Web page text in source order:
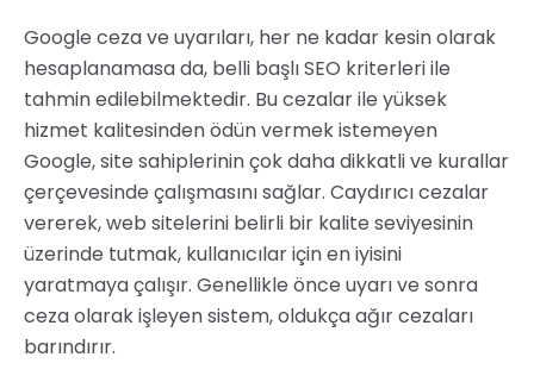
Google ceza ve uyarıları, her ne kadar kesin olarak
hesaplanamasa da, belli başlı SEO kriterleri ile
tahmin edilebilmektedir. Bu cezalar ile yüksek
hizmet kalitesinden ödün vermek istemeyen
Google, site sahiplerinin çok daha dikkatli ve kurallar
çerçevesinde çalışmasını sağlar. Caydırıcı cezalar
vererek, web sitelerini belirli bir kalite seviyesinin
üzerinde tutmak, kullanıcılar için en iyisini
yaratmaya çalışır. Genellikle önce uyarı ve sonra
ceza olarak işleyen sistem, oldukça ağır cezaları
barındırır.